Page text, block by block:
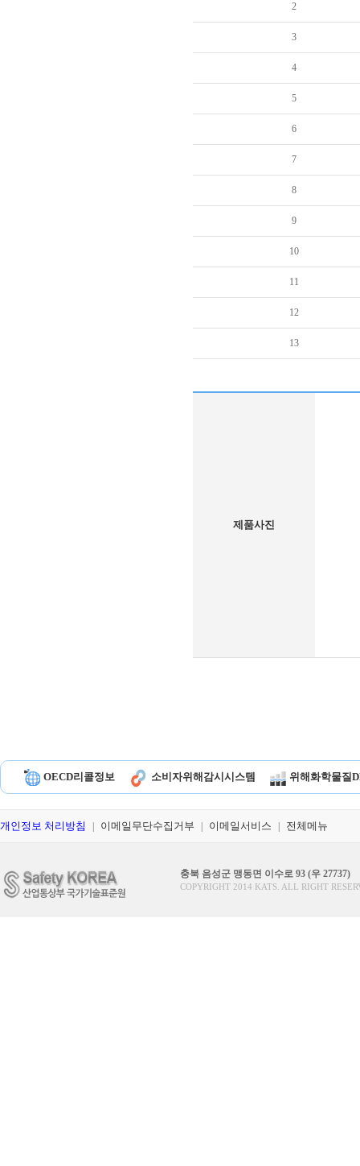
2
3
4
5
6
7
8
9
10
11
12
13
제품사진
OECD리콜정보 소비자위해감시시스템 위해화학물질
개인정보 처리방침 이메일무단수집거부 이메일서비스 전체메뉴
충북 음성군 맹동면 이수로 93 (우 27737)
COPYRIGHT 2014 KATS. ALL RIGHT